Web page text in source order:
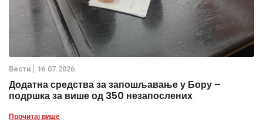
Вести 16.07.2026.
Додатна средства за запошљавање у Бору –
подршка за више од 350 незапослених
Прочитај више